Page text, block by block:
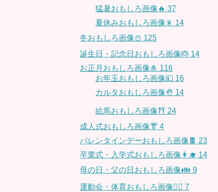
猛暑おもしろ画像🔥 37
夏休みおもしろ画像🎇 14
冬おもしろ画像☃️ 125
誕生日・記念日おもしろ画像🎂 14
お正月おもしろ画像🎍 116
お年玉おもしろ画像💴 16
カルタおもしろ画像🤚 14
絵馬おもしろ画像⛩ 24
成人式おもしろ画像👘 4
バレンタインデーおもしろ画像🍫 23
卒業式・入学式おもしろ画像👩‍🎓 14
母の日・父の日おもしろ画像👪 9
運動会・体育おもしろ画像🤸‍♂️ 7